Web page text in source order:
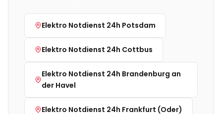
Elektro Notdienst 24h Potsdam
Elektro Notdienst 24h Cottbus
Elektro Notdienst 24h Brandenburg an
der Havel
Elektro Notdienst 24h Frankfurt (Oder)